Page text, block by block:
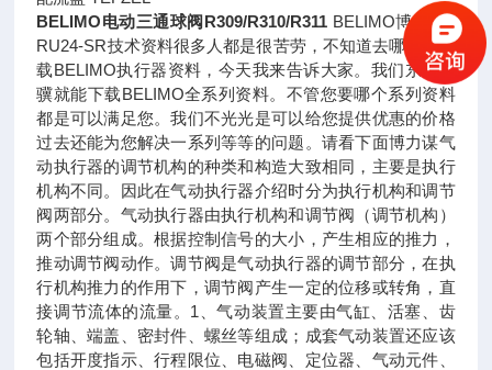
BELIMO电动三通球阀R309/R310/R311 BELIMO博力谋L
RU24-SR技术资料很多人都是很苦劳，不知道去哪里能下
载BELIMO执行器资料，今天我来告诉大家。我们东莞天
骥就能下载BELIMO全系列资料。不管您要哪个系列资料
都是可以满足您。我们不光光是可以给您提供优惠的价格
过去还能为您解决一系列等等的问题。请看下面博力谋气
动执行器的调节机构的种类和构造大致相同，主要是执行
机构不同。因此在气动执行器介绍时分为执行机构和调节
阀两部分。气动执行器由执行机构和调节阀（调节机构）
两个部分组成。根据控制信号的大小，产生相应的推力，
推动调节阀动作。调节阀是气动执行器的调节部分，在执
行机构推力的作用下，调节阀产生一定的位移或转角，直
接调节流体的流量。1、气动装置主要由气缸、活塞、齿
轮轴、端盖、密封件、螺丝等组成；成套气动装置还应该
包括开度指示、行程限位、电磁阀、定位器、气动元件、